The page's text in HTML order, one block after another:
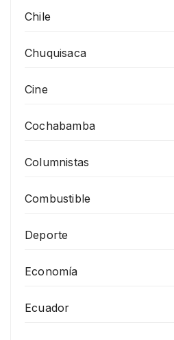
Chile
Chuquisaca
Cine
Cochabamba
Columnistas
Combustible
Deporte
Economía
Ecuador